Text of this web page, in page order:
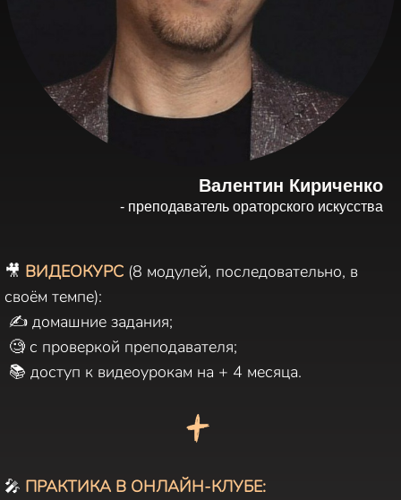
Валентин Кириченко
- преподаватель ораторского искусства
🎥 ВИДЕОКУРС (8 модулей, последовательно, в
своём темпе):
✍️ домашние задания;
🧐 с проверкой преподавателя;
📚 доступ к видеоурокам на + 4 месяца.
+
🎤 ПРАКТИКА В ОНЛАЙН-КЛУБЕ: